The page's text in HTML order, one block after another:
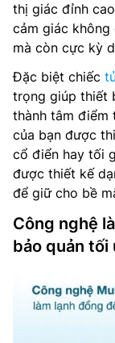
thị giác đỉnh
cảm giác không
mà còn cực kỳ
Đặc biệt chiếc
trọng giúp thiết
thành tâm điểm
của bạn được
cổ điển hay tối
được thiết kế
để giữ cho bề
Công nghệ
bảo quản tối